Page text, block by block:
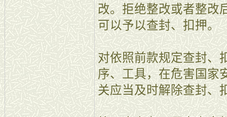
改。拒绝整改或者整改
可以予以查封、扣押。
对依照前款规定查封、
序、工具，在危害国家
关应当及时解除查封、